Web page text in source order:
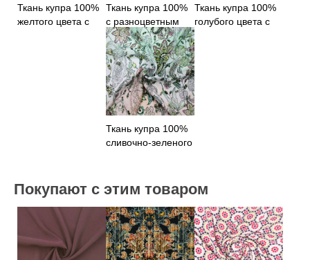
Ткань купра 100%
желтого цвета с
Ткань купра 100%
с разноцветным
принтом
Ткань купра 100%
голубого цвета с
цветами
Ткань купра 100%
сливочно-зеленого
Покупают с этим товаром